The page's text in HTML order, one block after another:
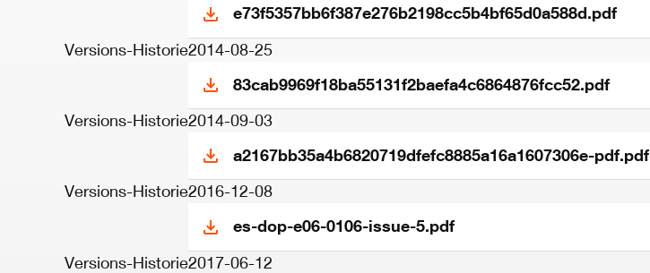
e73f5357bb6f387e276b2198cc5b4bf65d0a588d.pdf
Versions-Historie2014-08-25
83cab9969f18ba55131f2baefa4c6864876fcc52.pdf
Versions-Historie2014-09-03
a2167bb35a4b6820719dfefc8885a16a1607306e-pdf.pdf
Versions-Historie2016-12-08
es-dop-e06-0106-issue-5.pdf
Versions-Historie2017-06-12